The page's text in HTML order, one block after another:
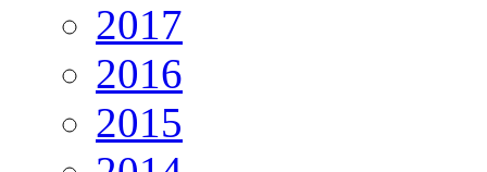
2017
2016
2015